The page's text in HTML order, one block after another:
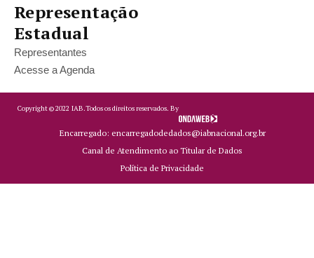
Representação
Estadual
Representantes
Acesse a Agenda
Copyright ©2022 IAB.Todos os direitos reservados. By
Encarregado: encarregadodedados@iabnacional.org.br
Canal de Atendimento ao Titular de Dados
Política de Privacidade